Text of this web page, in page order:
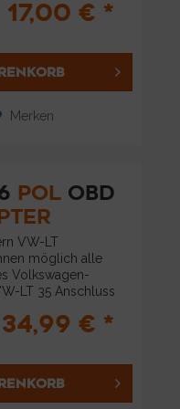
erlangen Sie
17,00 € *
Merken
POL OBD
VW-LT
möglich alle
Volkswagen-
LT 35 Anschluss
Die einfache
34,99 € *